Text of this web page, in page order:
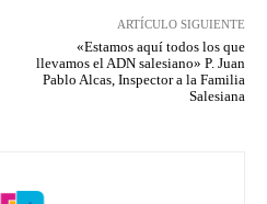
ARTÍCULO SIGUIENTE
«Estamos aquí todos los que
llevamos el ADN salesiano» P. Juan
Pablo Alcas, Inspector a la Familia
Salesiana